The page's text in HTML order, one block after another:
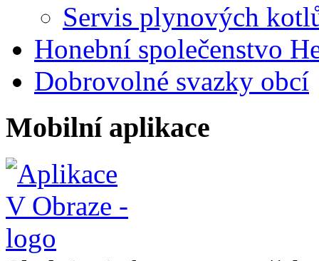
Servis plynových
Honební společenstvo
Dobrovolné svazky obcí
Mobilní aplikace